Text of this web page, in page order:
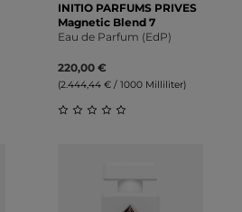
INITIO PARFUMS PRIVES
Magnetic Blend 7
Eau de Parfum (EdP)
220,00 €
(2.444,44 € / 1000 Milliliter)